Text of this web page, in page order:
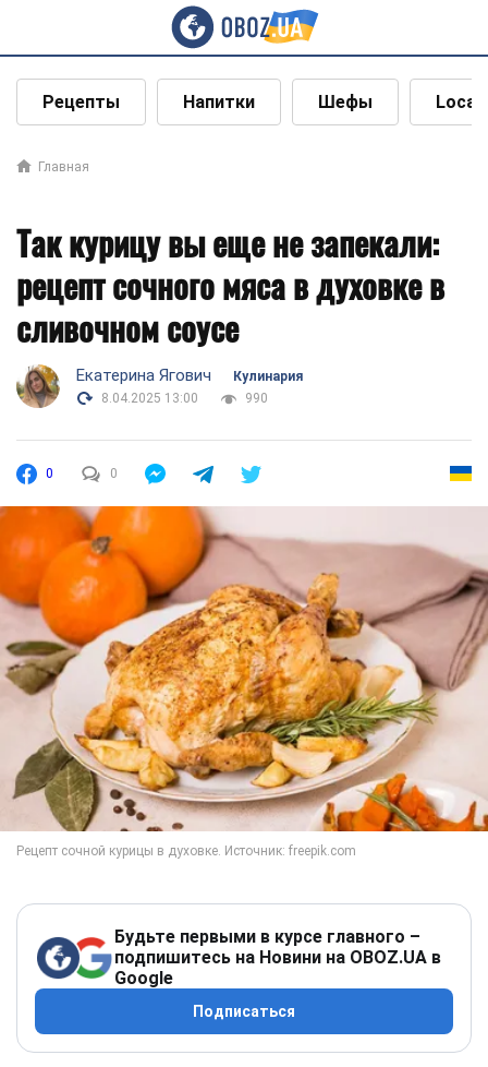
Рецепты Напитки Шефы Local
Главная
Так курицу вы еще не запекали:
рецепт сочного мяса в духовке в
сливочном соусе
Екатерина Ягович
Кулинария
8.04.2025 13:00
990
0 0
Будьте первыми в курсе главного –
подпишитесь на Новини на OBOZ.UA в
Google
Подписаться